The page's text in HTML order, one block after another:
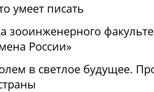
умеет писать
зооинженерного
России»
в светлое будущее.